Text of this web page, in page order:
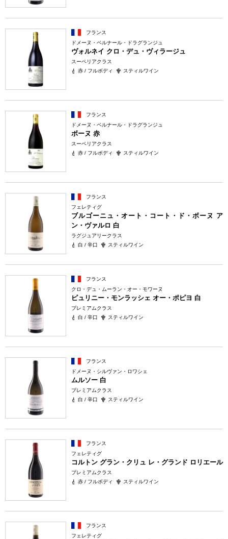
フランス
ドメーヌ・ベルナール・ドラグランジュ
ヴォルネイ クロ・デュ・ヴィラージュ
スーペリアクラス
赤 / フルボディ
スティルワイン
フランス
ドメーヌ・ベルナール・ドラグランジュ
ボーヌ 赤
スーペリアクラス
赤 / フルボディ
スティルワイン
フランス
フェレティグ
ブルゴーニュ・オート・コート・ド・ボーヌ ア
ン・ヴァルロ 白
ラグジュアリークラス
白 / 辛口
スティルワイン
フランス
クロ・デュ・ムーラン・オー・モワーヌ
ピュリニー・モンラッシェ オー・ポピヨ 白
プレミアムクラス
白 / 辛口
スティルワイン
フランス
ドメーヌ・シルヴァン・ロワシェ
ムルソー 白
プレミアムクラス
白 / 辛口
スティルワイン
フランス
フェレティグ
コルトン グラン・クリュ レ・グランド ロリエール
プレミアムクラス
赤 / フルボディ
スティルワイン
フランス
フェレティグ